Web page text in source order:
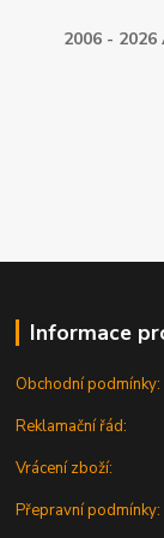
2006 -
Informace
Obchodní podmínky:
Reklamační řád:
Vrácení zboží:
Přepravní podmínky: